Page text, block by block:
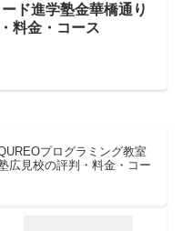
ド進学塾金華橋通り
料金・コース
プログラミング教室
広見校の評判・料金・コー